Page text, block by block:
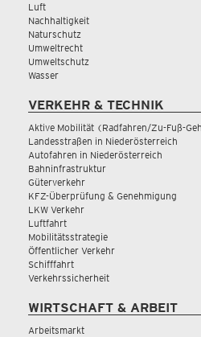
Luft
Nachhaltigkeit
Naturschutz
Umweltrecht
Umweltschutz
Wasser
VERKEHR & TECHNIK
Aktive Mobilität (Radfahren/Zu-Fuß-
Landesstraßen in Niederösterreich
Autofahren in Niederösterreich
Bahninfrastruktur
Güterverkehr
KFZ-Überprüfung & Genehmigung
LKW Verkehr
Luftfahrt
Mobilitätsstrategie
Öffentlicher Verkehr
Schifffahrt
Verkehrssicherheit
WIRTSCHAFT & ARBEIT
Arbeitsmarkt